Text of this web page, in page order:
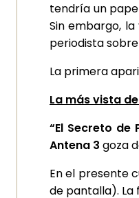
tendría un
Sin embargo,
periodista
La primera
La más vista
“El Secreto de
Antena 3 goza
En el presente
de pantalla). La